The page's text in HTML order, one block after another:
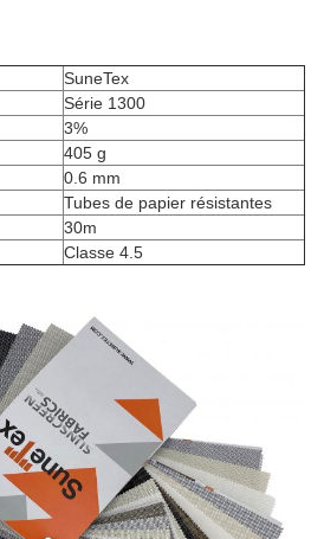
SuneTex
Série 1300
3%
405 g
0.6 mm
Tubes de papier résistantes
30m
Classe 4.5